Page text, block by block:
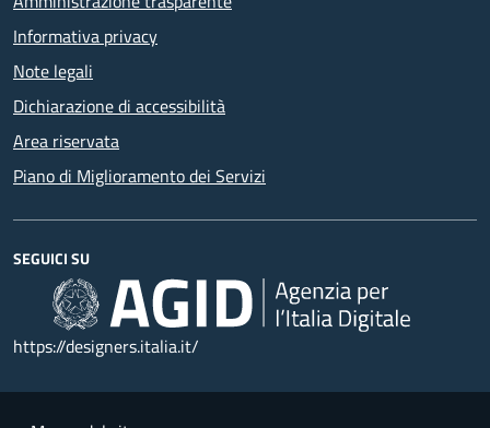
Informativa privacy
Note legali
Dichiarazione di accessibilità
Area riservata
Piano di Miglioramento dei Servizi
SEGUICI SU
https://designers.italia.it/